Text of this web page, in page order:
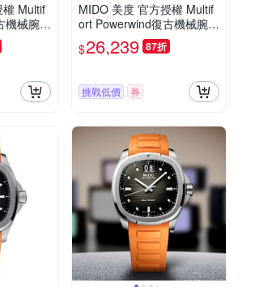
權 Multif
機械腕
藍40
MIDO 美度 官方授權 Multif
ort Powerwind復古機械腕
錶-M0404071105700/黑40
mm
$26,239 87折
挑戰低價 券